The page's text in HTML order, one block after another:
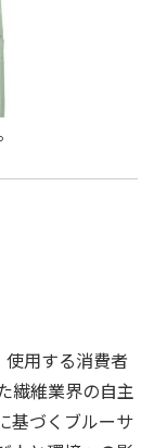
用する消費者
繊維業界の自主
基づくブルーサ